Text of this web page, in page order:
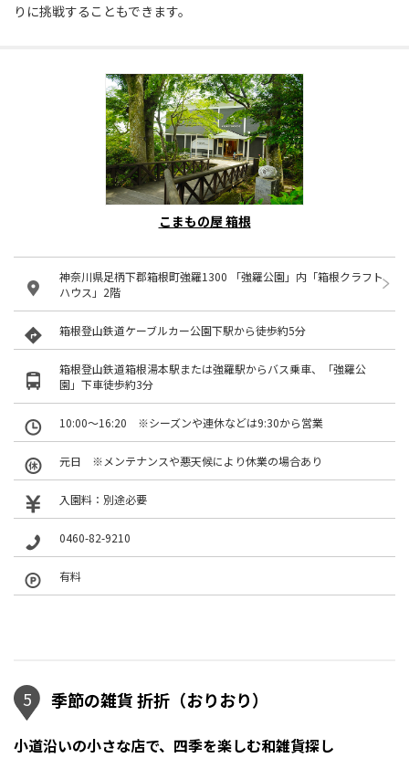
りに挑戦することもできます。
こまもの屋 箱根
神奈川県足柄下郡箱根町強羅1300 「強羅公園」内「箱根クラフト
ハウス」2階
箱根登山鉄道ケーブルカー公園下駅から徒歩約5分
箱根登山鉄道箱根湯本駅または強羅駅からバス乗車、「強羅公
園」下車徒歩約3分
10:00～16:20 ※シーズンや連休などは9:30から営業
元日 ※メンテナンスや悪天候により休業の場合あり
入園料：別途必要
0460-82-9210
有料
5 季節の雑貨 折折（おりおり）
小道沿いの小さな店で、四季を楽しむ和雑貨探し